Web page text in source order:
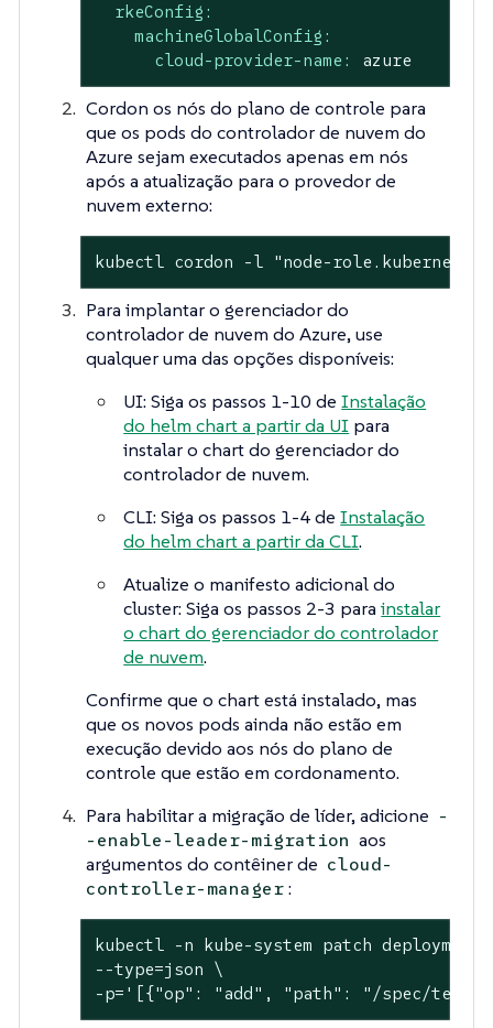
rkeConfig:
machineGlobalConfig:
cloud-provider-name:
azure
Cordon os nós do plano de controle para
que os pods do controlador de nuvem do
Azure sejam executados apenas em nós
após a atualização para o provedor de
nuvem externo:
kubectl cordon -l "node-
Para implantar o gerenciador do
controlador de nuvem do Azure, use
qualquer uma das opções disponíveis:
UI: Siga os passos 1-10 deInstalação
do helm chart a partir da UI para
instalar o chart do gerenciador do
controlador de nuvem.
CLI: Siga os passos 1-4 deInstalação
do helm chart a partir da CLI.
Atualize o manifesto adicional do
cluster: Siga os passos 2-3 parainstalar
o chart do gerenciador do controlador
de nuvem.
Confirme que o chart está instalado, mas
que os novos pods ainda não estão em
execução devido aos nós do plano de
controle que estão em cordonamento.
Para habilitar a migração de líder, adicione -
-enable-leader-migration aos
argumentos do contêiner de cloud-
controller-manager :
kubectl -n kube-system patch
--type=json \
-p='[{"op": "add", "path": "/spec/